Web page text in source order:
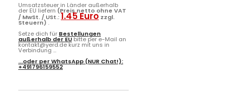
Umsatzsteuer in Länder außerhalb
der EU liefern (Preis netto ohne VAT
/ MwSt. / USt.:1.45 Euro zzgl.
Steuern) .
Setze dich für Bestellungen
außerhalb der EUbitte per e-Mail an
kontakt@yerd.de kurz mit uns in
Verbindung ...
...oder perWhatsApp (NUR Chat!):
+491796159552